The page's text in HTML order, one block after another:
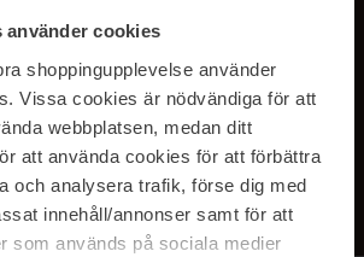
använder cookies
shoppingupplevelse använder
Vissa cookies är nödvändiga för att
webbplatsen, medan ditt
att använda cookies för att förbättra
och analysera trafik, förse dig med
innehåll/annonser samt för att
som används på sociala medier
TO OUR
du voresprivatlivspolitik. Afmeld til enhver